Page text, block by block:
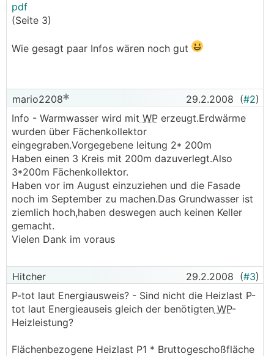
pdf
(Seite 3)
Wie gesagt paar Infos wären noch gut
mario2208 29.2.2008 (#2)
Info - Warmwasser wird mit WP erzeugt.Erdwärme
wurden über Fächenkollektor
eingegraben.Vorgegebene leitung 2* 200m
Haben einen 3 Kreis mit 200m dazuverlegt.Also
3*200m Fächenkollektor.
Haben vor im August einzuziehen und die Fasade
noch im September zu machen.Das Grundwasser ist
ziemlich hoch,haben deswegen auch keinen Keller
gemacht.
Vielen Dank im voraus
Hitcher 29.2.2008 (#3)
P-tot laut Energiausweis? - Sind nicht die Heizlast P-
tot laut Energieauseis gleich der benötigten WP-
Heizleistung?
Flächenbezogene Heizlast P1 * Bruttogeschoßfläche